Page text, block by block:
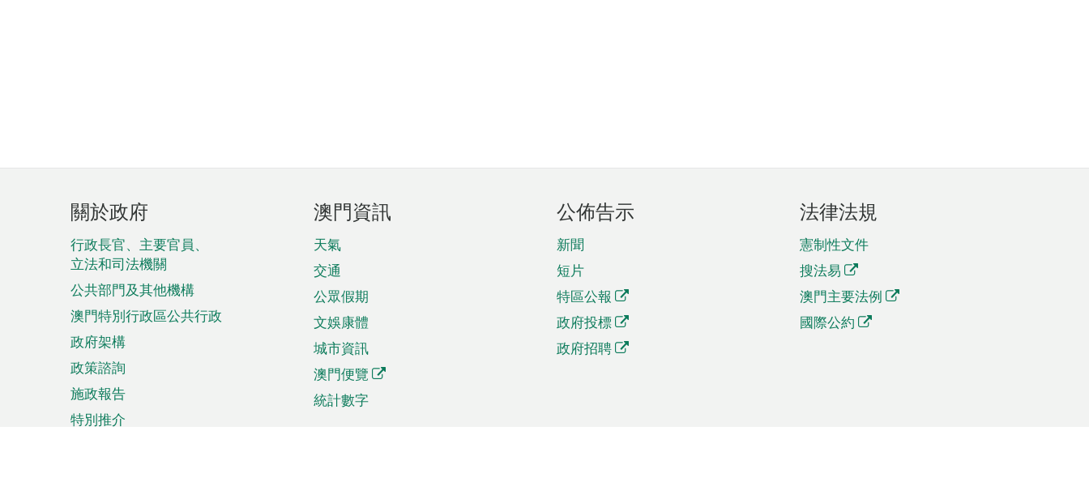
頁
腳
菜
單
關於政府
行政長官、主要官員、
立法和司法機關
公共部門及其他機構
澳門特別行政區公共行政
政府架構
政策諮詢
施政報告
特別推介
澳門資訊
天氣
交通
公眾假期
文娛康體
城市資訊
澳門便覽
統計數字
公佈告示
新聞
短片
特區公報
政府投標
政府招聘
法律法規
憲制性文件
搜法易
澳門主要法例
國際公約